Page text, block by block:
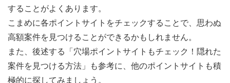
することがよくあります。
こまめに各ポイントサイトをチェックすることで、思わぬ
高額案件を見つけることができるかもしれません。
また、後述する「穴場ポイントサイトもチェック！隠れた
案件を見つける方法」も参考に、他のポイントサイトも積
極的に探してみましょう。